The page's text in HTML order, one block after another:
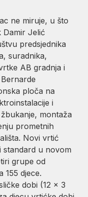
ne miruje, u što
Damir Jelić
predsjednika
suradnika,
AB gradnja i
ploča na
i
montaža
prometnih
Novi vrtić
u novom
grupe od
155 djece.
dobi (12 x 3